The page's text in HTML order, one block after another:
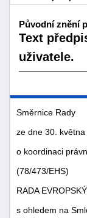
Původní znění
Text
uživatele.
Směrnice Rady
ze dne 30.
o koordinaci
(78/473/EHS)
RADA
s ohledem na